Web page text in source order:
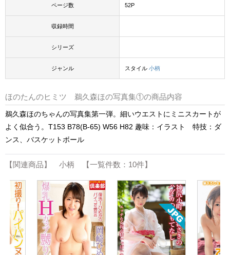
ページ数 52P
収録時間
シリーズ
ジャンル スタイル 小柄
ほのたんのヒミツ 鵜久森ほの写真集①の商品内容
鵜久森ほのちゃんの写真集第一弾。細いウエストにミニスカートが
よく似合う。T153 B78(B-65) W56 H82 趣味：イラスト 特技：ダ
ンス、バスケットボール
【関連商品】 小柄 【一覧件数：10件】